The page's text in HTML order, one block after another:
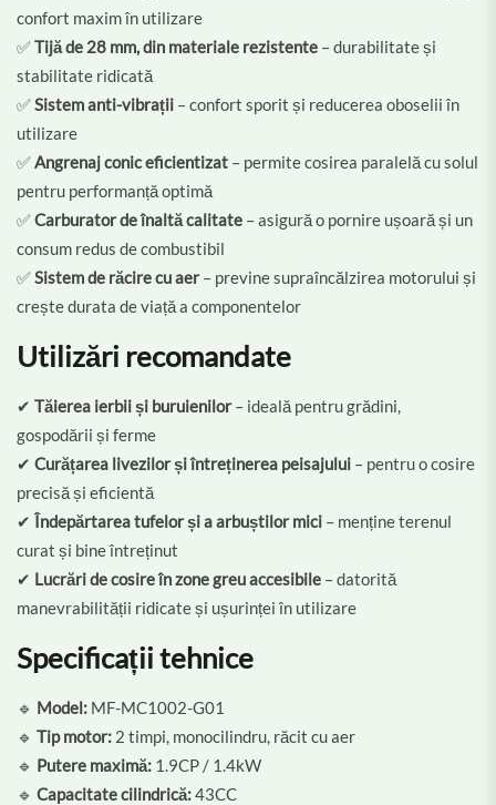
confort maxim în utilizare
✅Tijă de 28 mm, din materiale rezistente – durabilitate și
stabilitate ridicată
✅Sistem anti-vibrații – confort sporit și reducerea oboselii în
utilizare
✅Angrenaj conic eficientizat – permite cosirea paralelă cu solul
pentru performanță optimă
✅Carburator de înaltă calitate – asigură o pornire ușoară și un
consum redus de combustibil
✅Sistem de răcire cu aer– previne supraîncălzirea motorului și
crește durata de viață a componentelor
Utilizări recomandate
✔ Tăierea ierbii și buruienilor– ideală pentru grădini,
gospodării și ferme
✔ Curățarea livezilor și întreținerea peisajului – pentru o cosire
precisă și eficientă
✔Îndepărtarea tufelor și a arbuștilor mici – menține terenul
curat și bine întreținut
✔ Lucrări de cosire în zone greu accesibile – datorită
manevrabilității ridicate și ușurinței în utilizare
Specificații tehnice
🔹 Model: MF-MC1002-G01
🔹 Tip motor: 2 timpi, monocilindru, răcit cu aer
🔹 Putere maximă: 1.9CP / 1.4kW
🔹 Capacitate cilindrică:43CC